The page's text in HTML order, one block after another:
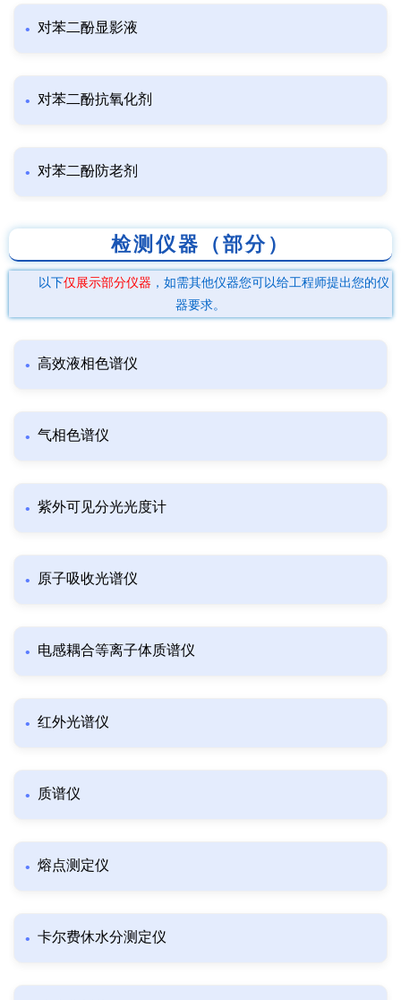
对苯二酚显影液
对苯二酚抗氧化剂
对苯二酚防老剂
检测仪器（部分）
以下仅展示部分仪器 ，如需其他仪器您可以给工程师提出您的仪
器要求。
高效液相色谱仪
气相色谱仪
紫外可见分光光度计
原子吸收光谱仪
电感耦合等离子体质谱仪
红外光谱仪
质谱仪
熔点测定仪
卡尔费休水分测定仪